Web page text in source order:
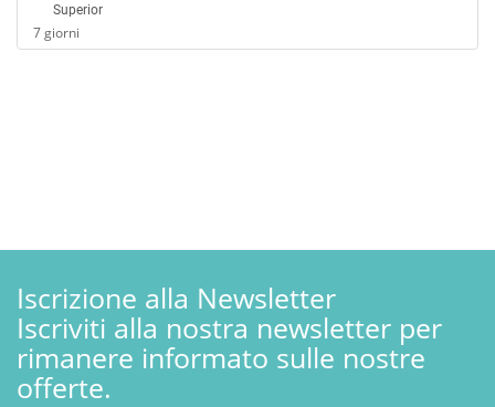
Superior
7 giorni
Iscrizione alla Newsletter
Iscriviti alla nostra newsletter per
rimanere informato sulle nostre
offerte.